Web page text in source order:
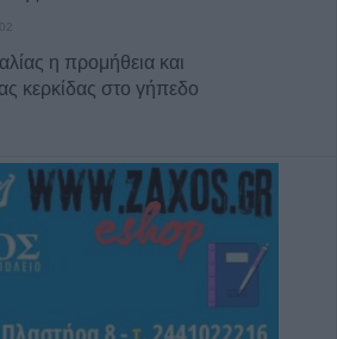
η προμήθεια και
κερκίδας στο γήπεδο
τον εισαγγελέα του
αιτήσεις για την ανάσυρση
υπόθεσης των
15.000 ευρώ από το Υπ.